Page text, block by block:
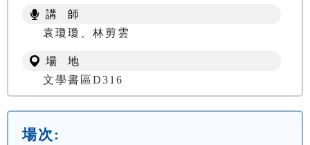
講 師
袁瓊瓊、林剪雲
場 地
文學書區D316
場次: